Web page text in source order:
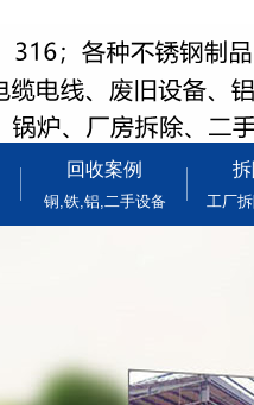
回收案例
铜,铁,铝,二手设备 工厂